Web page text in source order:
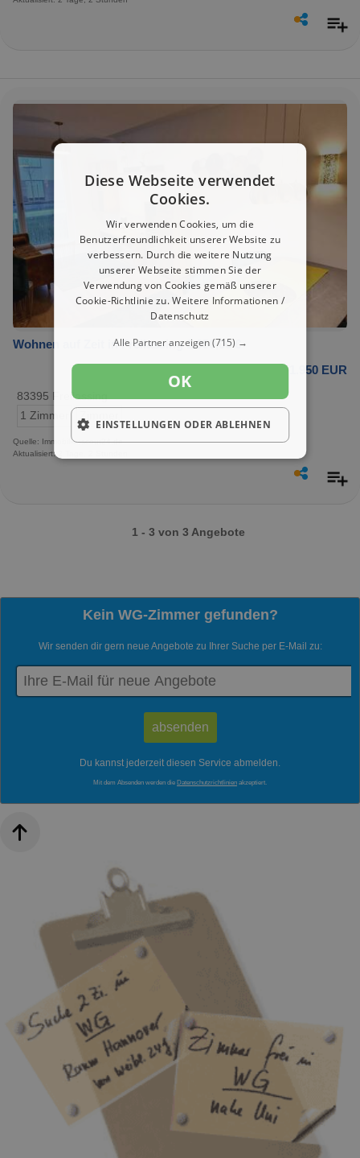
Wohnen auf Zeit in Freilassing 1.950,00 €
1.950 EUR
83395 Freilassing
1 Zimmer
Quelle: Immobilienscout24.de
Aktualisiert: 2 Tage, 2 Stunden
1 - 3 von 3 Angebote
Kein WG-Zimmer gefunden?
Wir senden dir gern neue Angebote zu Ihrer Suche per E-Mail zu:
Du kannst jederzeit diesen Service abmelden.
Mit dem Absenden werden die Datenschutzrichtlinien akzeptiert.
Diese Webseite verwendet
Cookies.
Wir verwenden Cookies, um die
Benutzerfreundlichkeit unserer Website zu
verbessern. Durch die weitere Nutzung
unserer Webseite stimmen Sie der
Verwendung von Cookies gemäß unserer
Cookie-Richtlinie zu.Weitere Informationen /
Datenschutz
Alle Partner anzeigen(715) →
OK
EINSTELLUNGEN ODER ABLEHNEN